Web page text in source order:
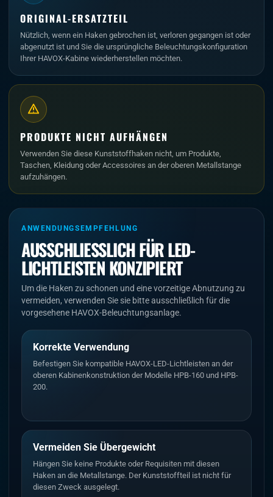
ORIGINAL-ERSATZTEIL
Nützlich, wenn ein Haken gebrochen ist, verloren gegangen ist oder
abgenutzt ist und Sie die ursprüngliche Beleuchtungskonfiguration
Ihrer HAVOX-Kabine wiederherstellen möchten.
PRODUKTE NICHT AUFHÄNGEN
Verwenden Sie diese Kunststoffhaken nicht, um Produkte,
Taschen, Kleidung oder Accessoires an der oberen Metallstange
aufzuhängen.
ANWENDUNGSEMPFEHLUNG
AUSSCHLIESSLICH FÜR LED-L
ICHTLEISTEN KONZIPIERT
Um die Haken zu schonen und eine vorzeitige Abnutzung zu
vermeiden, verwenden Sie sie bitte ausschließlich für die
vorgesehene HAVOX-Beleuchtungsanlage.
Korrekte Verwendung
Befestigen Sie kompatible HAVOX-LED-Lichtleisten an der
oberen Kabinenkonstruktion der Modelle HPB-160 und HPB-
200.
Vermeiden Sie Übergewicht
Hängen Sie keine Produkte oder Requisiten mit diesen
Haken an die Metallstange. Der Kunststoffteil ist nicht für
diesen Zweck ausgelegt.